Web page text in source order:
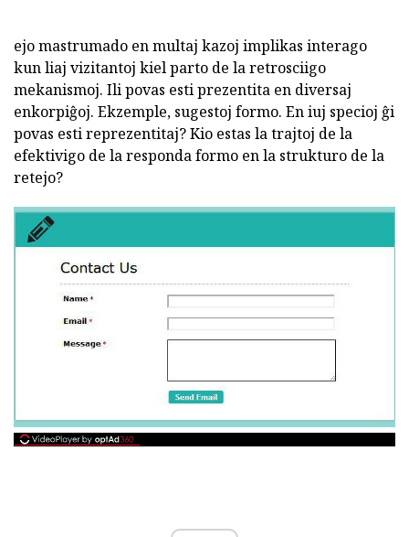
ejo mastrumado en multaj kazoj implikas interago
kun liaj vizitantoj kiel parto de la retrosciigo
mekanismoj. Ili povas esti prezentita en diversaj
enkorpiĝoj. Ekzemple, sugestoj formo. En iuj specioj ĝi
povas esti reprezentitaj? Kio estas la trajtoj de la
efektivigo de la responda formo en la strukturo de la
retejo?